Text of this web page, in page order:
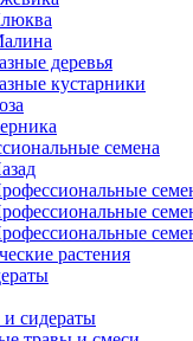
деревья
кустарники
семена
растения
сидераты